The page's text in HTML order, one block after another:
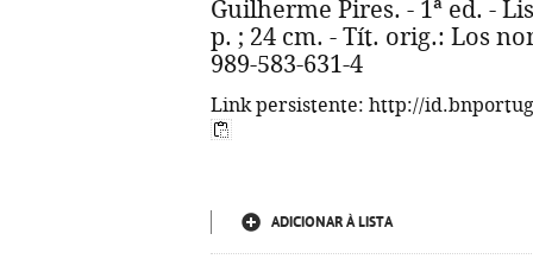
Guilherme Pires. - 1ª ed. -
p. ; 24 cm. - Tít. orig.: Los
989-583-631-4
Link persistente: http://
ADICIONAR À LISTA